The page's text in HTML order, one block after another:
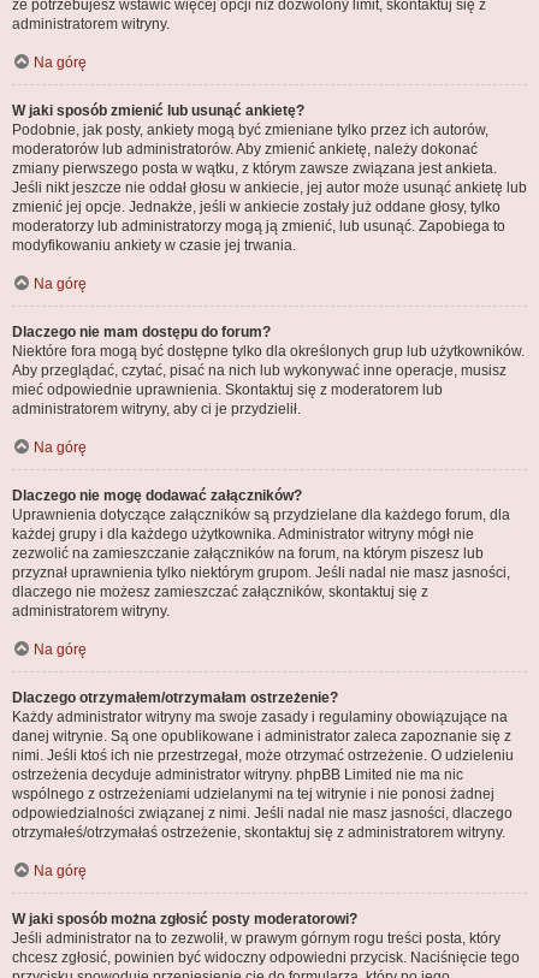
że potrzebujesz wstawić więcej opcji niż dozwolony limit, skontaktuj się z
administratorem witryny.
Na górę
W jaki sposób zmienić lub usunąć ankietę?
Podobnie, jak posty, ankiety mogą być zmieniane tylko przez ich autorów,
moderatorów lub administratorów. Aby zmienić ankietę, należy dokonać
zmiany pierwszego posta w wątku, z którym zawsze związana jest ankieta.
Jeśli nikt jeszcze nie oddał głosu w ankiecie, jej autor może usunąć ankietę lub
zmienić jej opcje. Jednakże, jeśli w ankiecie zostały już oddane głosy, tylko
moderatorzy lub administratorzy mogą ją zmienić, lub usunąć. Zapobiega to
modyfikowaniu ankiety w czasie jej trwania.
Na górę
Dlaczego nie mam dostępu do forum?
Niektóre fora mogą być dostępne tylko dla określonych grup lub użytkowników.
Aby przeglądać, czytać, pisać na nich lub wykonywać inne operacje, musisz
mieć odpowiednie uprawnienia. Skontaktuj się z moderatorem lub
administratorem witryny, aby ci je przydzielił.
Na górę
Dlaczego nie mogę dodawać załączników?
Uprawnienia dotyczące załączników są przydzielane dla każdego forum, dla
każdej grupy i dla każdego użytkownika. Administrator witryny mógł nie
zezwolić na zamieszczanie załączników na forum, na którym piszesz lub
przyznał uprawnienia tylko niektórym grupom. Jeśli nadal nie masz jasności,
dlaczego nie możesz zamieszczać załączników, skontaktuj się z
administratorem witryny.
Na górę
Dlaczego otrzymałem/otrzymałam ostrzeżenie?
Każdy administrator witryny ma swoje zasady i regulaminy obowiązujące na
danej witrynie. Są one opublikowane i administrator zaleca zapoznanie się z
nimi. Jeśli ktoś ich nie przestrzegał, może otrzymać ostrzeżenie. O udzieleniu
ostrzeżenia decyduje administrator witryny. phpBB Limited nie ma nic
wspólnego z ostrzeżeniami udzielanymi na tej witrynie i nie ponosi żadnej
odpowiedzialności związanej z nimi. Jeśli nadal nie masz jasności, dlaczego
otrzymałeś/otrzymałaś ostrzeżenie, skontaktuj się z administratorem witryny.
Na górę
W jaki sposób można zgłosić posty moderatorowi?
Jeśli administrator na to zezwolił, w prawym górnym rogu treści posta, który
chcesz zgłosić, powinien być widoczny odpowiedni przycisk. Naciśnięcie tego